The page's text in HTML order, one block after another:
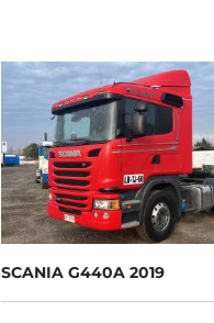
SCANIA G440A 2019